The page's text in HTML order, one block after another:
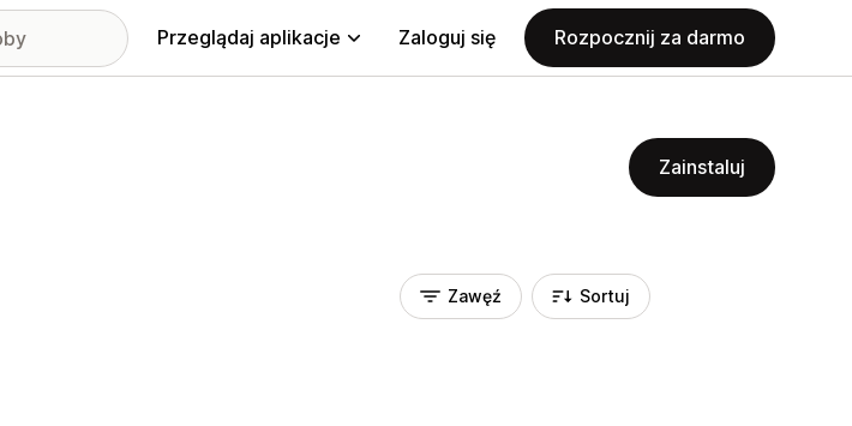
Przeglądaj aplikacje Zaloguj się Rozpocznij za darmo
Zainstaluj
Zawęź Sortuj